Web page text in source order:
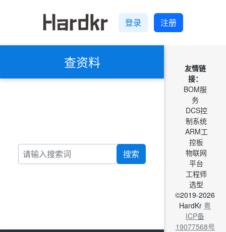
登录 注册
查资料
搜索
友情链
接：
BOM服
务
DCS控
制系统
ARM工
控板
物联网
平台
工程师
选型
©2019-2026
HardKr 粤
ICP备
19077568号